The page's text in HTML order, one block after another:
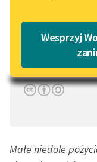
Lektury szkolne i
literatury do
uczennic i uczniów z
słuchania dla
Wesprzyj
0:00:00
Małe niedole